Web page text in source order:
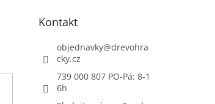
Kontakt
objednavky@drevohra
cky.cz
739 000 807 PO-Pá: 8-1
6h